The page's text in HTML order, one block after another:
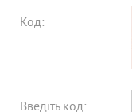
Код:
Введіть код: